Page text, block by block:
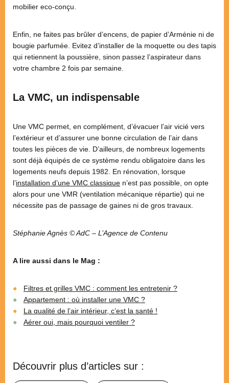
mobilier eco-conçu.
Enfin, ne faites pas brûler d’encens, de papier d’Arménie ni de
bougie parfumée. Evitez d’installer de la moquette ou des tapis
qui retiennent la poussière, sinon passez l’aspirateur dans
votre chambre 2 fois par semaine.
La VMC, un indispensable
Une VMC permet, en complément, d’évacuer l’air vicié vers
l’extérieur et d’assurer une bonne circulation de l’air dans
toutes les pièces de vie. D’ailleurs, de nombreux logements
sont déjà équipés de ce système rendu obligatoire dans les
logements neufs depuis 1982. En rénovation, lorsque
l’installation d’une VMC classique n’est pas possible, on opte
alors pour une VMR (ventilation mécanique répartie) qui ne
nécessite pas de passage de gaines ni de gros travaux.
Stéphanie Agnès © AdC – L’Agence de Contenu
A lire aussi dans le Mag :
Filtres et grilles VMC : comment les entretenir ?
Appartement : où installer une VMC ?
La qualité de l’air intérieur, c’est la santé !
Aérer oui, mais pourquoi ventiler ?
Découvrir plus d’articles sur :